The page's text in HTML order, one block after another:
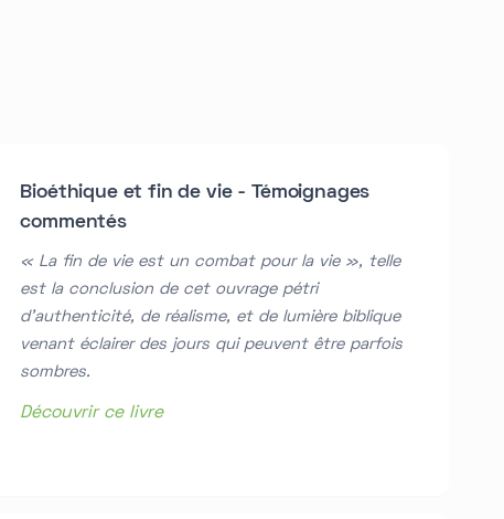
Bioéthique et fin de vie - Témoignages
commentés
« La fin de vie est un combat pour la vie », telle
est la conclusion de cet ouvrage pétri
d’authenticité, de réalisme, et de lumière biblique
venant éclairer des jours qui peuvent être parfois
sombres.
Découvrir ce livre